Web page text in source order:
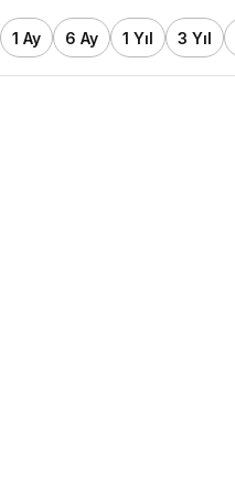
1 Ay 6 Ay 1 Yıl 3 Yıl